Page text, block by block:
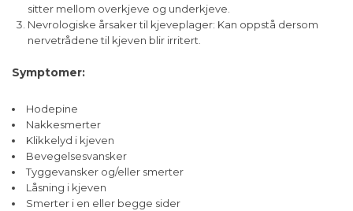
sitter mellom overkjeve og underkjeve.
Nevrologiske årsaker til kjeveplager: Kan oppstå dersom
nervetrådene til kjeven blir irritert.
Symptomer:
Hodepine
Nakkesmerter
Klikkelyd i kjeven
Bevegelsesvansker
Tyggevansker og/eller smerter
Låsning i kjeven
Smerter i en eller begge sider